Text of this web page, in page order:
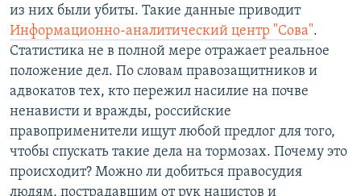
из них были убиты. Такие данные приводит
Информационно-аналитический центр "Сова".
Статистика не в полной мере отражает реальное
положение дел. По словам правозащитников и
адвокатов тех, кто пережил насилие на почве
ненависти и вражды, российские
правоприменители ищут любой предлог для того,
чтобы спускать такие дела на тормозах. Почему это
происходит? Можно ли добиться правосудия
людям, пострадавшим от рук нацистов и